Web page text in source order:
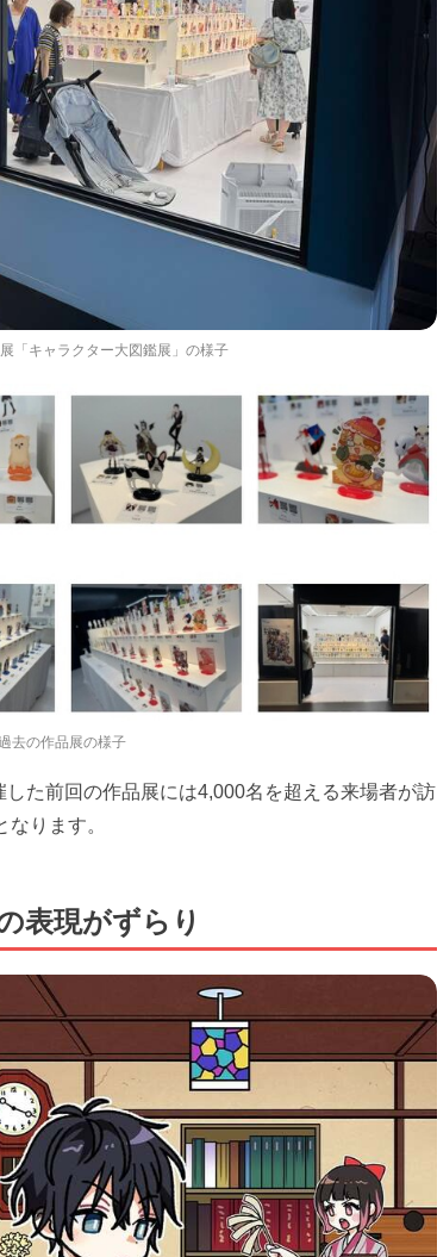
「キャラクター大図鑑展」の様子
去の作品展の様子
た前回の作品展には4,000名を超える来場者が訪
ります。
表現がずらり